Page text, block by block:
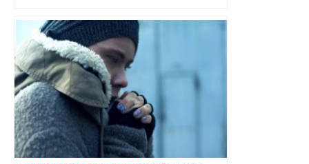
Augustins